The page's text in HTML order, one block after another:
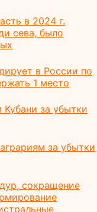
в 2024 г.
сева, было
в России по
1 место
за убытки
за убытки
сокращение